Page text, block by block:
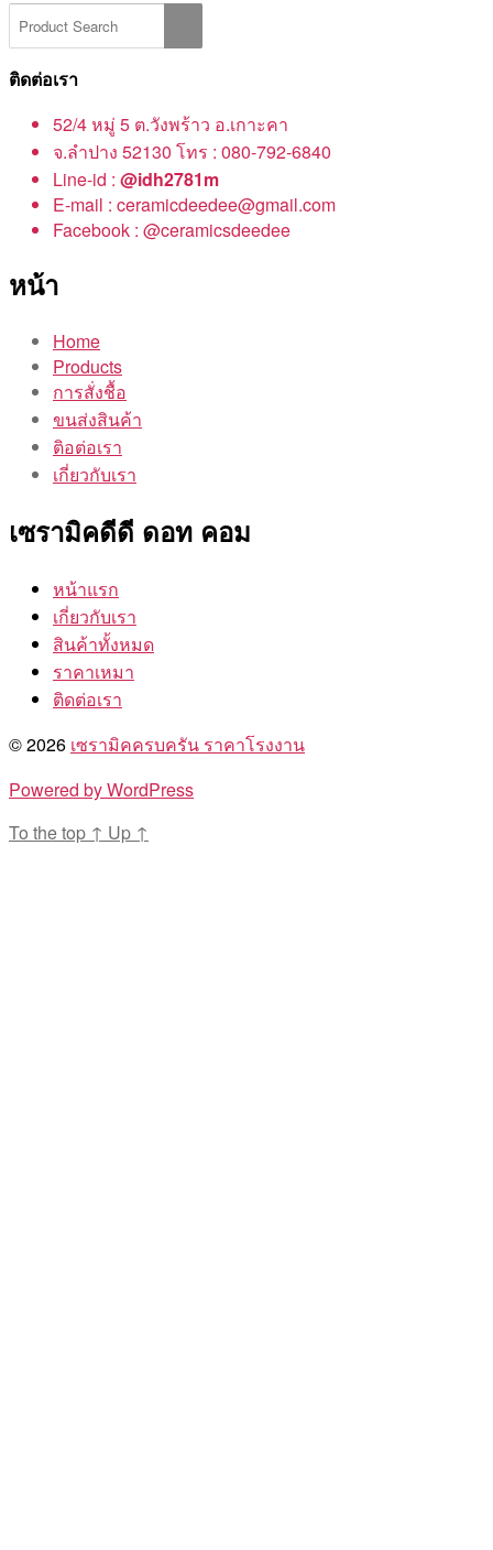
ติดต่อเรา
52/4 หมู่ 5 ต.วังพร้าว อ.เกาะคา
จ.ลำปาง 52130 โทร : 080-792-6840
Line-id : @idh2781m
E-mail : ceramicdeedee@gmail.com
Facebook : @ceramicsdeedee
หน้า
Home
Products
การสั่งชื้อ
ขนส่งสินค้า
ติอต่อเรา
เกี่ยวกับเรา
เซรามิคดีดี ดอท คอม
หน้าแรก
เกี่ยวกับเรา
สินค้าทั้งหมด
ราคาเหมา
ติดต่อเรา
© 2026 เซรามิคครบครัน ราคาโรงงาน
Powered by WordPress
To the top ↑ Up ↑